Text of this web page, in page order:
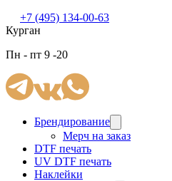
+7 (495) 134-00-63
Курган
Пн - пт 9 -20
Брендирование
Мерч на заказ
DTF печать
UV DTF печать
Наклейки